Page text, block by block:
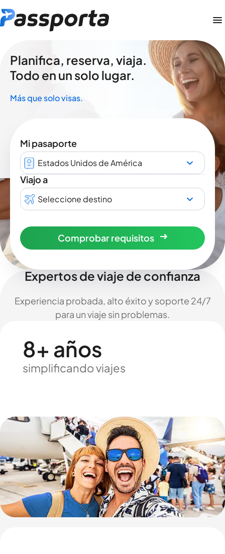
Planifica, reserva, viaja.
Todo en un solo lugar.
Más que solo visas.
Mi pasaporte
Estados Unidos de América
Viajo a
Seleccione destino
Comprobar requisitos
Expertos de viaje de confianza
Experiencia probada, alto éxito y soporte 24/7
para un viaje sin problemas.
8+ años
simplificando viajes